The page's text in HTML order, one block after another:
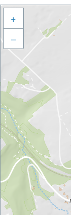
+
–